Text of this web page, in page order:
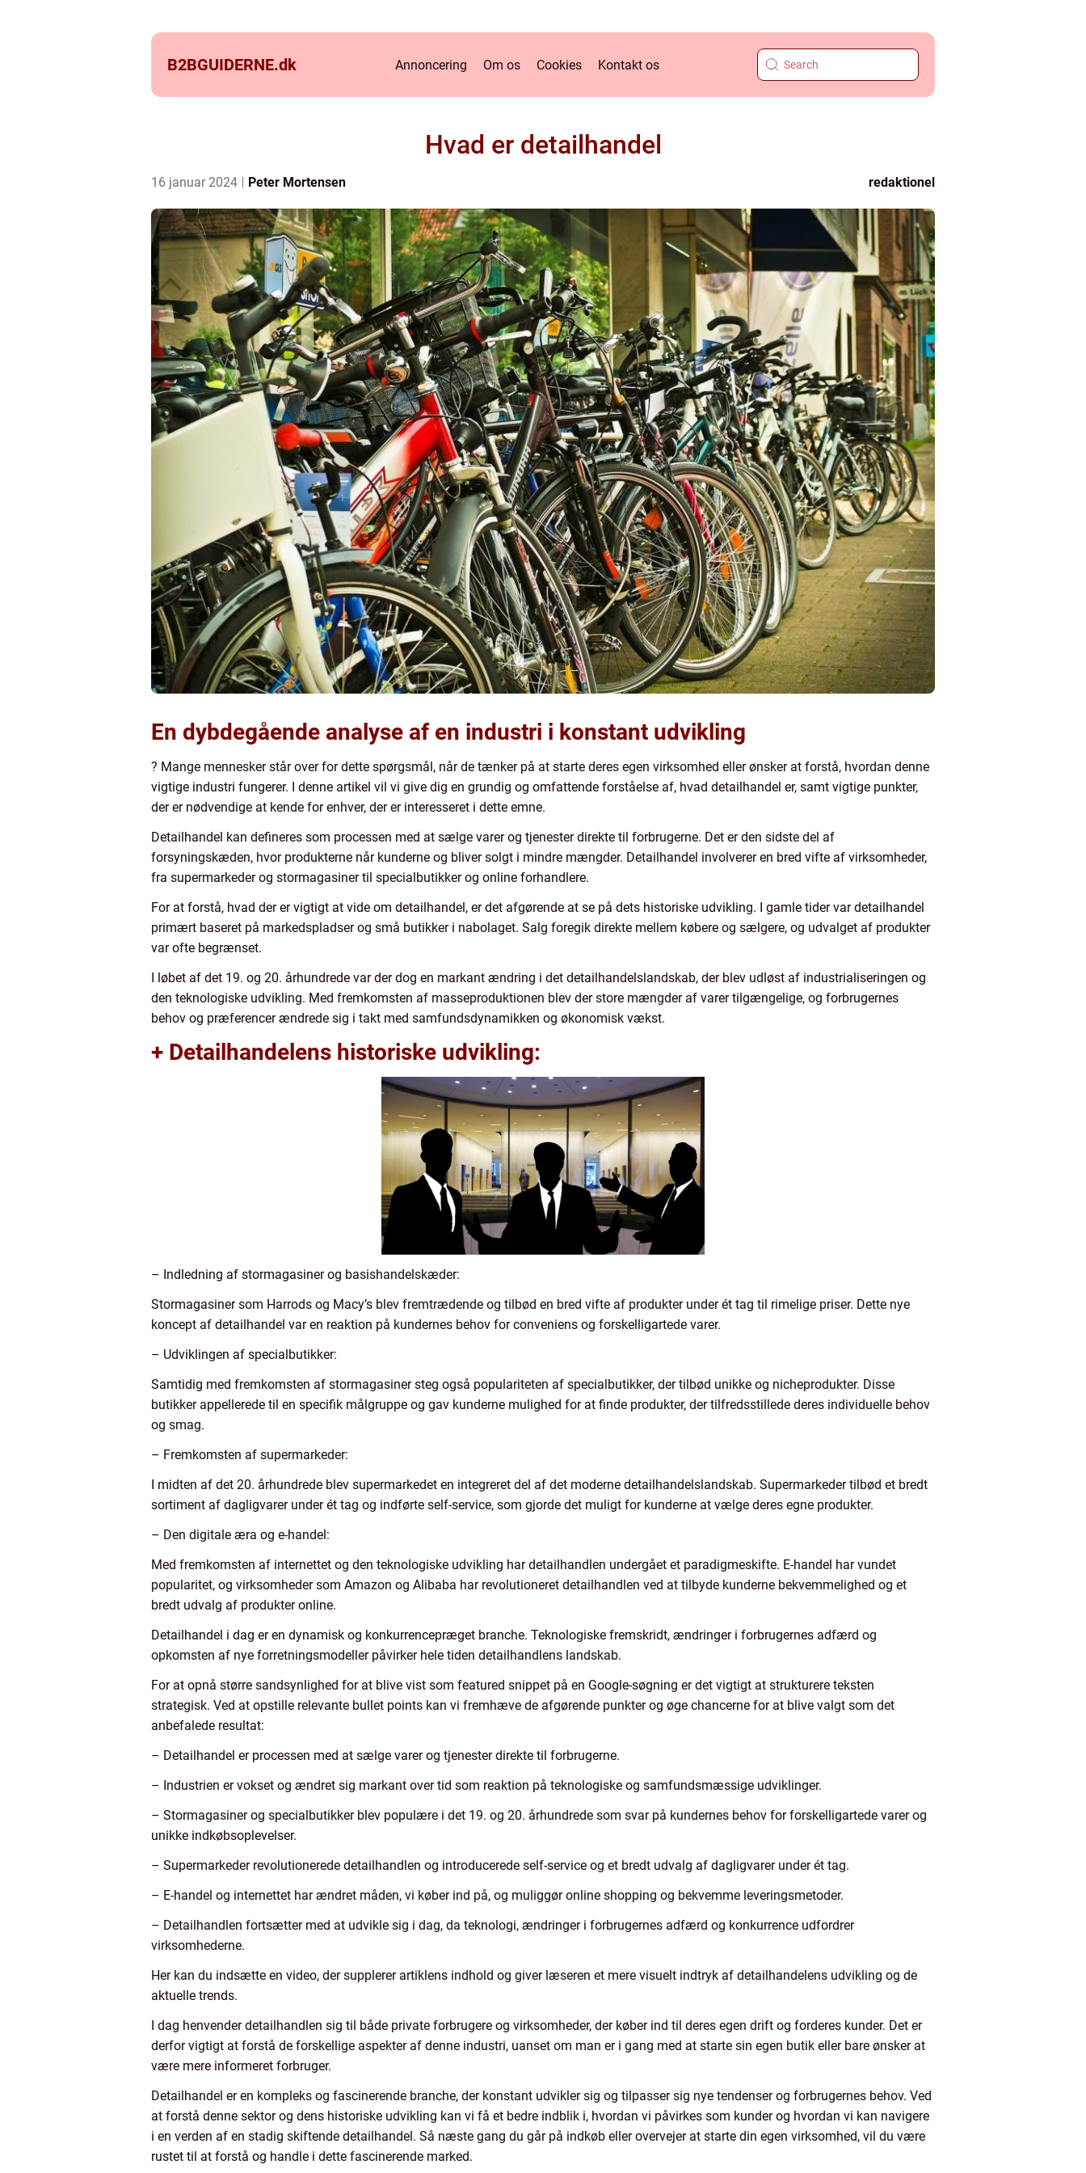
B2BGUIDERNE.dk Annoncering Om os Cookies Kontakt os
Hvad er detailhandel
16 januar 2024 Peter Mortensen redaktionel
En dybdegående analyse af en industri i konstant udvikling
? Mange mennesker står over for dette spørgsmål, når de tænker på at starte deres egen virksomhed eller ønsker at forstå, hvordan denne
vigtige industri fungerer. I denne artikel vil vi give dig en grundig og omfattende forståelse af, hvad detailhandel er, samt vigtige punkter,
der er nødvendige at kende for enhver, der er interesseret i dette emne.
Detailhandel kan defineres som processen med at sælge varer og tjenester direkte til forbrugerne. Det er den sidste del af
forsyningskæden, hvor produkterne når kunderne og bliver solgt i mindre mængder. Detailhandel involverer en bred vifte af virksomheder,
fra supermarkeder og stormagasiner til specialbutikker og online forhandlere.
For at forstå, hvad der er vigtigt at vide om detailhandel, er det afgørende at se på dets historiske udvikling. I gamle tider var detailhandel
primært baseret på markedspladser og små butikker i nabolaget. Salg foregik direkte mellem købere og sælgere, og udvalget af produkter
var ofte begrænset.
I løbet af det 19. og 20. århundrede var der dog en markant ændring i det detailhandelslandskab, der blev udløst af industrialiseringen og
den teknologiske udvikling. Med fremkomsten af masseproduktionen blev der store mængder af varer tilgængelige, og forbrugernes
behov og præferencer ændrede sig i takt med samfundsdynamikken og økonomisk vækst.
+ Detailhandelens historiske udvikling:
– Indledning af stormagasiner og basishandelskæder:
Stormagasiner som Harrods og Macy’s blev fremtrædende og tilbød en bred vifte af produkter under ét tag til rimelige priser. Dette nye
koncept af detailhandel var en reaktion på kundernes behov for conveniens og forskelligartede varer.
– Udviklingen af specialbutikker:
Samtidig med fremkomsten af stormagasiner steg også populariteten af specialbutikker, der tilbød unikke og nicheprodukter. Disse
butikker appellerede til en specifik målgruppe og gav kunderne mulighed for at finde produkter, der tilfredsstillede deres individuelle behov
og smag.
– Fremkomsten af supermarkeder:
I midten af det 20. århundrede blev supermarkedet en integreret del af det moderne detailhandelslandskab. Supermarkeder tilbød et bredt
sortiment af dagligvarer under ét tag og indførte self-service, som gjorde det muligt for kunderne at vælge deres egne produkter.
– Den digitale æra og e-handel:
Med fremkomsten af internettet og den teknologiske udvikling har detailhandlen undergået et paradigmeskifte. E-handel har vundet
popularitet, og virksomheder som Amazon og Alibaba har revolutioneret detailhandlen ved at tilbyde kunderne bekvemmelighed og et
bredt udvalg af produkter online.
Detailhandel i dag er en dynamisk og konkurrencepræget branche. Teknologiske fremskridt, ændringer i forbrugernes adfærd og
opkomsten af nye forretningsmodeller påvirker hele tiden detailhandlens landskab.
For at opnå større sandsynlighed for at blive vist som featured snippet på en Google-søgning er det vigtigt at strukturere teksten
strategisk. Ved at opstille relevante bullet points kan vi fremhæve de afgørende punkter og øge chancerne for at blive valgt som det
anbefalede resultat:
– Detailhandel er processen med at sælge varer og tjenester direkte til forbrugerne.
– Industrien er vokset og ændret sig markant over tid som reaktion på teknologiske og samfundsmæssige udviklinger.
– Stormagasiner og specialbutikker blev populære i det 19. og 20. århundrede som svar på kundernes behov for forskelligartede varer og
unikke indkøbsoplevelser.
– Supermarkeder revolutionerede detailhandlen og introducerede self-service og et bredt udvalg af dagligvarer under ét tag.
– E-handel og internettet har ændret måden, vi køber ind på, og muliggør online shopping og bekvemme leveringsmetoder.
– Detailhandlen fortsætter med at udvikle sig i dag, da teknologi, ændringer i forbrugernes adfærd og konkurrence udfordrer
virksomhederne.
Her kan du indsætte en video, der supplerer artiklens indhold og giver læseren et mere visuelt indtryk af detailhandelens udvikling og de
aktuelle trends.
I dag henvender detailhandlen sig til både private forbrugere og virksomheder, der køber ind til deres egen drift og forderes kunder. Det er
derfor vigtigt at forstå de forskellige aspekter af denne industri, uanset om man er i gang med at starte sin egen butik eller bare ønsker at
være mere informeret forbruger.
Detailhandel er en kompleks og fascinerende branche, der konstant udvikler sig og tilpasser sig nye tendenser og forbrugernes behov. Ved
at forstå denne sektor og dens historiske udvikling kan vi få et bedre indblik i, hvordan vi påvirkes som kunder og hvordan vi kan navigere
i en verden af en stadig skiftende detailhandel. Så næste gang du går på indkøb eller overvejer at starte din egen virksomhed, vil du være
rustet til at forstå og handle i dette fascinerende marked.